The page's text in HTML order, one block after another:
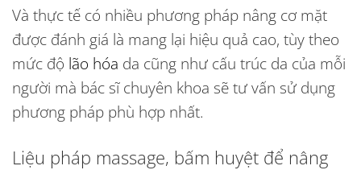
Và thực tế có nhiều phương pháp nâng cơ mặt
được đánh giá là mang lại hiệu quả cao, tùy theo
mức độ lão hóa da cũng như cấu trúc da của mỗi
người mà bác sĩ chuyên khoa sẽ tư vấn sử dụng
phương pháp phù hợp nhất.
Liệu pháp massage, bấm huyệt để nâng